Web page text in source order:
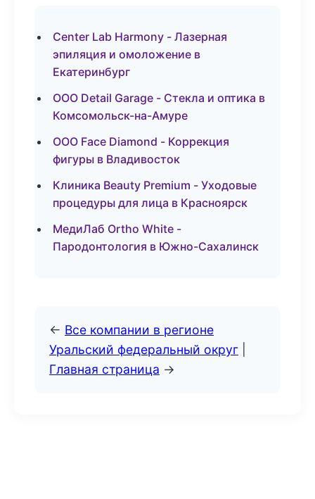
Center Lab Harmony - Лазерная
эпиляция и омоложение в
Екатеринбург
ООО Detail Garage - Стекла и оптика в
Комсомольск-на-Амуре
ООО Face Diamond - Коррекция
фигуры в Владивосток
Клиника Beauty Premium - Уходовые
процедуры для лица в Красноярск
МедиЛаб Ortho White -
Пародонтология в Южно-Сахалинск
← Все компании в регионе
Уральский федеральный округ
Главная страница →